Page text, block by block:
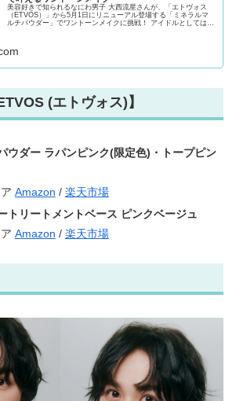
美容好きで知られるなにわ男子 大西流星さんが、「エトヴォス
（ETVOS）」から5月1日にリニューアル登場する「ミネラルマ
ルチパウダー」でワントーンメイクに挑戦！ アイドルとしてはも
(エトヴォス)】
ウダー ラパンピンク(限定色)・トープピン
Amazon / 楽天市場
トリートメントベース ピンクベージュ
Amazon / 楽天市場